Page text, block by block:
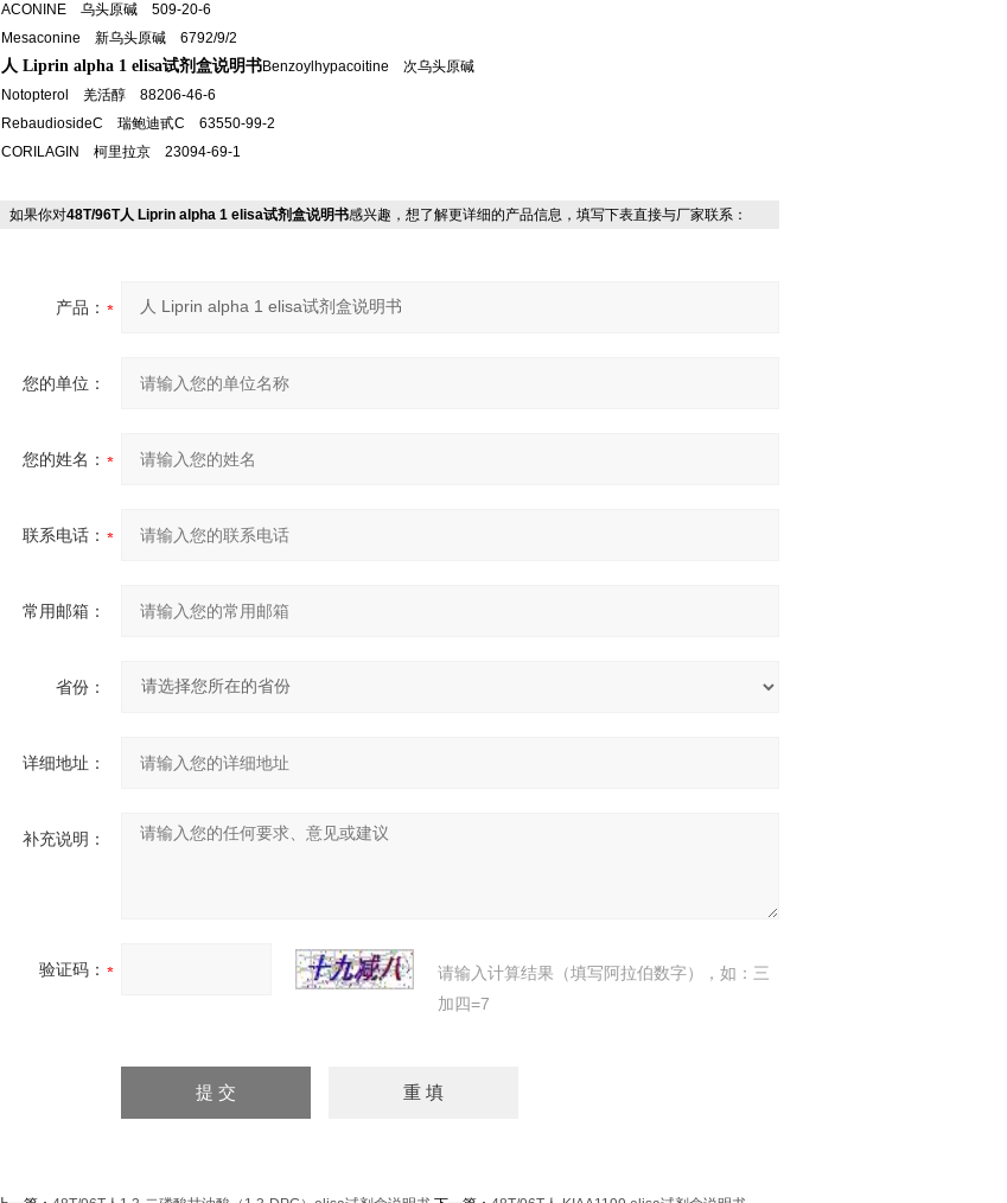
ACONINE 乌头原碱 509-20-6
Mesaconine 新乌头原碱 6792/9/2
人 Liprin alpha 1 elisa试剂盒说明书Benzoylhypacoitine 次乌头原碱
Notopterol 羌活醇 88206-46-6
RebaudiosideC 瑞鲍迪甙C 63550-99-2
CORILAGIN 柯里拉京 23094-69-1
如果你对48T/96T人 Liprin alpha 1 elisa试剂盒说明书感兴趣，想了解更详细的产品信息，填写下表直接与厂家联系：
产品：
您的单位：
您的姓名：
联系电话：
常用邮箱：
省份：
详细地址：
补充说明：
验证码：
请输入计算结果（填写阿拉伯数字），如：三
加四=7